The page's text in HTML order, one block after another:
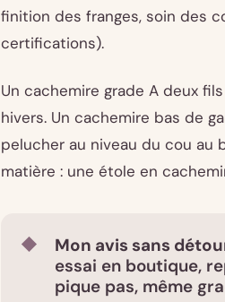
finition des franges, soin des
certifications).
Un cachemire grade A deux
hivers. Un cachemire bas de
pelucher au niveau du cou au
matière : une étole en
Mon avis sans
essai en boutique,
pique pas, même